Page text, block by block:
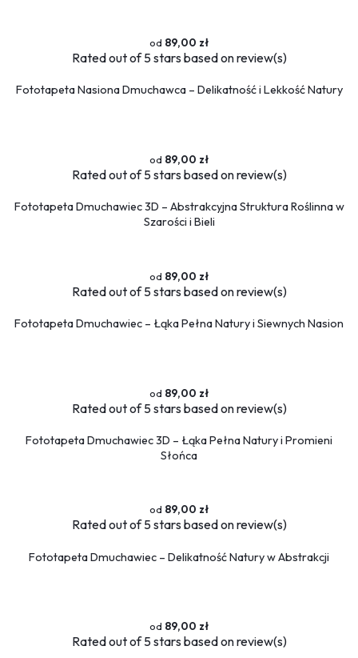
Ludzie
89,00 zł
Ratedout of 5 stars based onreview(s)
Fototapeta Nasiona Dmuchawca – Delikatność i Lekkość Natury
89,00 zł
Ratedout of 5 stars based onreview(s)
Fototapeta Dmuchawiec 3D – Abstrakcyjna Struktura Roślinna w
Szarości i Bieli
89,00 zł
Ratedout of 5 stars based onreview(s)
Fototapeta Dmuchawiec – Łąka Pełna Natury i Siewnych Nasion
89,00 zł
Ratedout of 5 stars based onreview(s)
Fototapeta Dmuchawiec 3D – Łąka Pełna Natury i Promieni
Słońca
89,00 zł
Ratedout of 5 stars based onreview(s)
Fototapeta Dmuchawiec – Delikatność Natury w Abstrakcji
89,00 zł
Ratedout of 5 stars based onreview(s)